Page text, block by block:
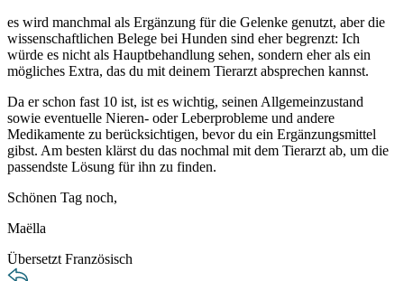
es wird manchmal als Ergänzung für die Gelenke genutzt, aber die
wissenschaftlichen Belege bei Hunden sind eher begrenzt: Ich
würde es nicht als Hauptbehandlung sehen, sondern eher als ein
mögliches Extra, das du mit deinem Tierarzt absprechen kannst.
Da er schon fast 10 ist, ist es wichtig, seinen Allgemeinzustand
sowie eventuelle Nieren- oder Leberprobleme und andere
Medikamente zu berücksichtigen, bevor du ein Ergänzungsmittel
gibst. Am besten klärst du das nochmal mit dem Tierarzt ab, um die
passendste Lösung für ihn zu finden.
Schönen Tag noch,
Maëlla
Übersetzt Französisch